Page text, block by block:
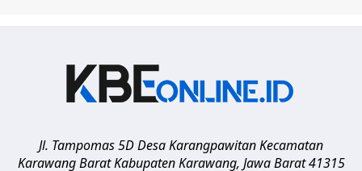
Jl. Tampomas 5D Desa Karangpawitan Kecamatan
Karawang Barat Kabupaten Karawang, Jawa Barat 41315